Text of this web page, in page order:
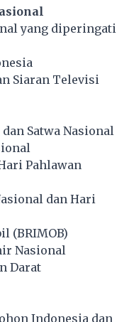
yang diperingati
Siaran Televisi
Satwa Nasional
Pahlawan
dan Hari
(BRIMOB)
Nasional
Darat
Indonesia dan